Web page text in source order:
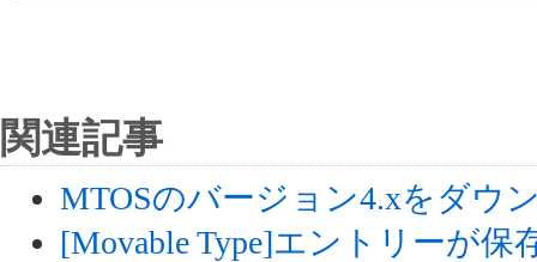
関連記事
MTOSのバージョン4.xをダウ
[Movable Type]エントリーが